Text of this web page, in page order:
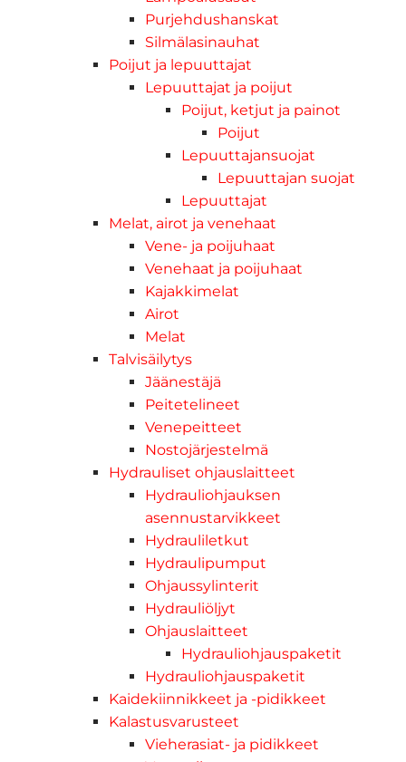
Purjehdushanskat
Silmälasinauhat
Poijut ja lepuuttajat
Lepuuttajat ja poijut
Poijut, ketjut ja painot
Poijut
Lepuuttajansuojat
Lepuuttajan suojat
Lepuuttajat
Melat, airot ja venehaat
Vene- ja poijuhaat
Venehaat ja poijuhaat
Kajakkimelat
Airot
Melat
Talvisäilytys
Jäänestäjä
Peitetelineet
Venepeitteet
Nostojärjestelmä
Hydrauliset ohjauslaitteet
Hydrauliohjauksen
asennustarvikkeet
Hydrauliletkut
Hydraulipumput
Ohjaussylinterit
Hydrauliöljyt
Ohjauslaitteet
Hydrauliohjauspaketit
Hydrauliohjauspaketit
Kaidekiinnikkeet ja -pidikkeet
Kalastusvarusteet
Vieherasiat- ja pidikkeet